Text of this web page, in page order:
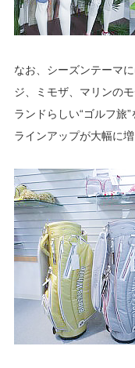
なお、シーズンテーマ
ジ、ミモザ、マリンの
ランドらしい“ゴルフ旅
ラインアップが大幅に